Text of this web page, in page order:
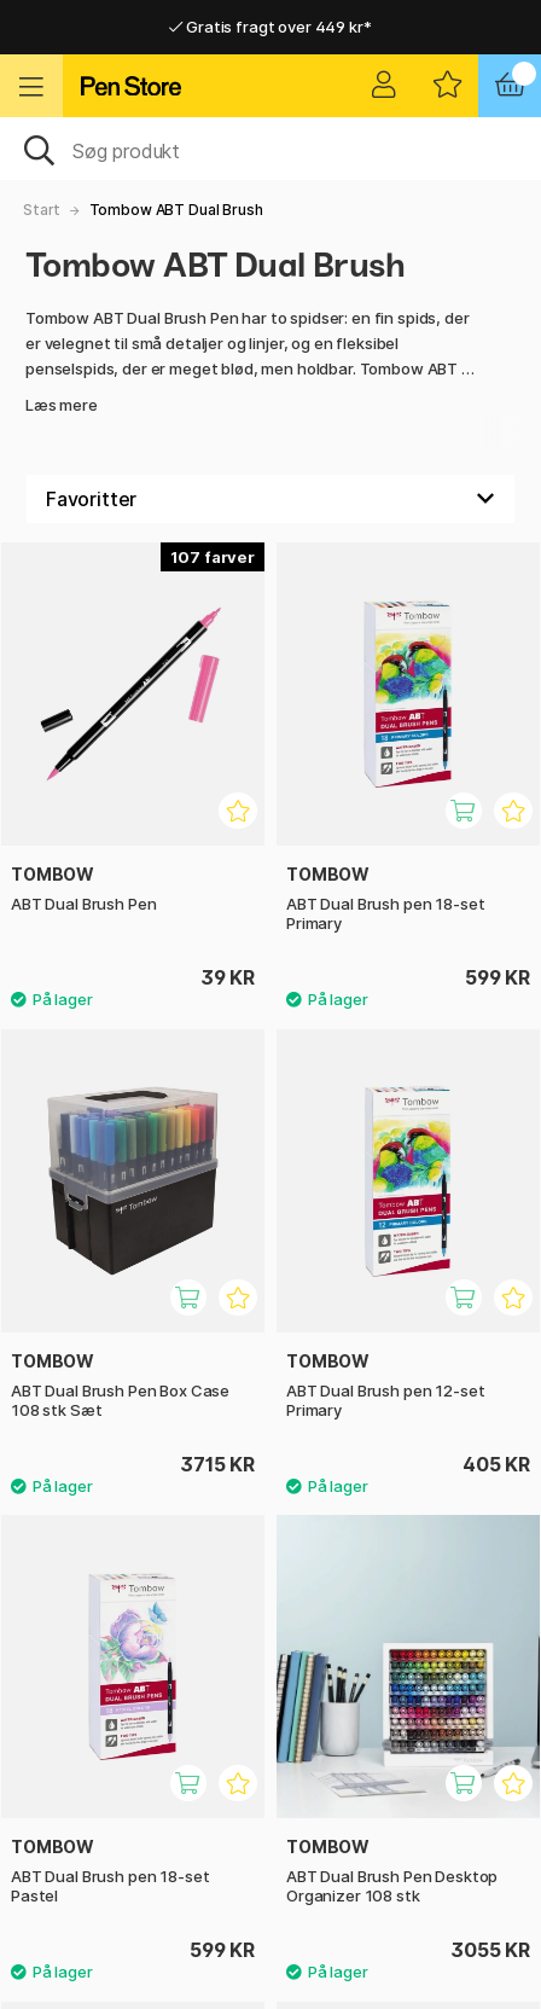
Gratis fragt over 449 kr*
Hurtigt til dør eller pakkeshop
Hurtigt til dør eller pakkeshop
Start Tombow ABT Dual Brush
Tombow ABT Dual Brush
Tombow ABT Dual Brush Pen har to spidser: en fin spids, der
er velegnet til små detaljer og linjer, og en fleksibel
penselspids, der er meget blød, men holdbar. Tombow ABT er
Pen Store - og vi er ikke overraskede!
Læs mere
107
TOMBOW
ABT Dual Brush Pen
39 KR
TOMBOW
ABT Dual Brush pen 18-set
Primary
599 KR
TOMBOW
ABT Dual Brush Pen Box Case
108 stk Sæt
3715 KR
TOMBOW
ABT Dual Brush pen 12-set
Primary
405 KR
TOMBOW
ABT Dual Brush pen 18-set
Pastel
599 KR
TOMBOW
ABT Dual Brush Pen Desktop
Organizer 108 stk
3055 KR